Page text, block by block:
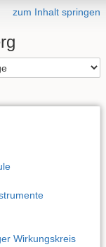
zum Inhalt springen
Wirkungskreis